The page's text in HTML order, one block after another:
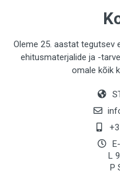
Oleme 25. aastat tegutsev
ehitusmaterjalide ja -
omale kõik
L
P